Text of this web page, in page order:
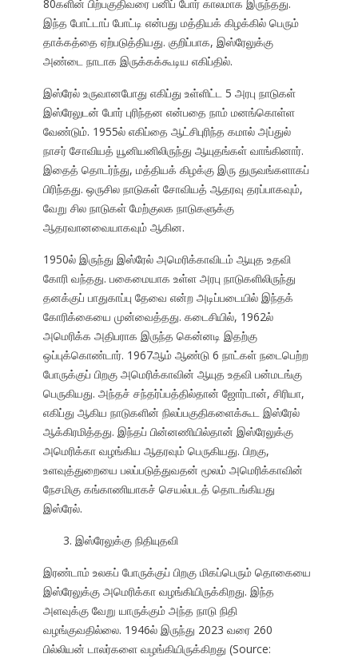
80களின் பிற்பகுதிவரை பனிப் போர் காலமாக இருந்தது.
இந்த போட்டாப் போட்டி என்பது மத்தியக் கிழக்கில் பெரும்
தாக்கத்தை ஏற்படுத்தியது. குறிப்பாக, இஸ்ரேலுக்கு
அண்டை நாடாக இருக்கக்கூடிய எகிப்தில்.
இஸ்ரேல் உருவானபோது எகிப்து உள்ளிட்ட 5 அரபு நாடுகள்
இஸ்ரேலுடன் போர் புரிந்தன என்பதை நாம் மனங்கொள்ள
வேண்டும். 1955ல் எகிப்தை ஆட்சிபுரிந்த கமால் அப்துல்
நாசர் சோவியத் யூனியனிலிருந்து ஆயுதங்கள் வாங்கினார்.
இதைத் தொடர்ந்து, மத்தியக் கிழக்கு இரு துருவங்களாகப்
பிரிந்தது. ஒருசில நாடுகள் சோவியத் ஆதரவு தரப்பாகவும்,
வேறு சில நாடுகள் மேற்குலக நாடுகளுக்கு
ஆதரவானவையாகவும் ஆகின.
1950ல் இருந்து இஸ்ரேல் அமெரிக்காவிடம் ஆயுத உதவி
கோரி வந்தது. பகைமையாக உள்ள அரபு நாடுகளிலிருந்து
தனக்குப் பாதுகாப்பு தேவை என்ற அடிப்படையில் இந்தக்
கோரிக்கையை முன்வைத்தது. கடைசியில், 1962ல்
அமெரிக்க அதிபராக இருந்த கென்னடி இதற்கு
ஒப்புக்கொண்டார். 1967ஆம் ஆண்டு 6 நாட்கள் நடைபெற்ற
போருக்குப் பிறகு அமெரிக்காவின் ஆயுத உதவி பன்மடங்கு
பெருகியது. அந்தச் சந்தர்ப்பத்தில்தான் ஜோர்டான், சிரியா,
எகிப்து ஆகிய நாடுகளின் நிலப்பகுதிகளைக்கூட இஸ்ரேல்
ஆக்கிரமித்தது. இந்தப் பின்னணியில்தான் இஸ்ரேலுக்கு
அமெரிக்கா வழங்கிய ஆதரவும் பெருகியது. பிறகு,
உளவுத்துறையை பலப்படுத்துவதன் மூலம் அமெரிக்காவின்
நேசமிகு கங்காணியாகச் செயல்படத் தொடங்கியது
இஸ்ரேல்.
இஸ்ரேலுக்கு நிதியுதவி
இரண்டாம் உலகப் போருக்குப் பிறகு மிகப்பெரும் தொகையை
இஸ்ரேலுக்கு அமெரிக்கா வழங்கியிருக்கிறது. இந்த
அளவுக்கு வேறு யாருக்கும் அந்த நாடு நிதி
வழங்குவதில்லை. 1946ல் இருந்து 2023 வரை 260
பில்லியன் டாலர்களை வழங்கியிருக்கிறது (Source: